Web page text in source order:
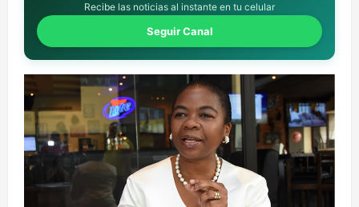
Recibe las noticias al instante en tu celular
Seguir Canal